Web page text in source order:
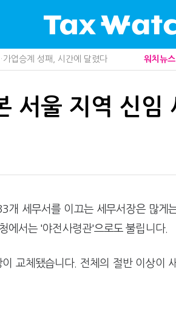
업승계 성패, 시간에 달렸다
속은 기술…납세자가 꼭 볼 5가지
주택자 세 부담 어떻게 달라질까
망을 본다
자체도 '경영'의 시대
선정…243개 지방정부 분석
푸드 꺼낸 까닭
진단, 왜
플랫폼 수익성 악화될까
다
워치뉴스
서울 지역 신임
개 세무서를 이끄는 세무서장은 많게
에서는 '야전사령관'으로도 불립니다.
교체됐습니다. 전체의 절반 이상이